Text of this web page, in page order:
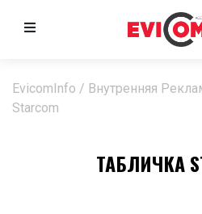
EvicomInfo / Внутренняя
Starcom
ТАБЛИЧКА